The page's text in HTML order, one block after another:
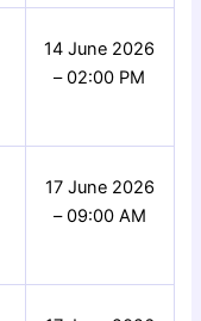
14 June 2026
– 02:00 PM
17 June 2026
– 09:00 AM